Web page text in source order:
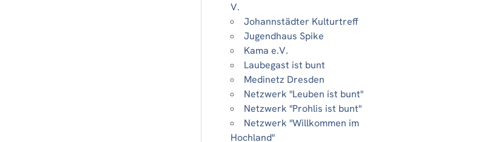
V.
Johannstädter Kulturtreff
Jugendhaus Spike
Kama e.V.
Laubegast ist bunt
Medinetz Dresden
Netzwerk "Leuben ist bunt"
Netzwerk "Prohlis ist bunt"
Netzwerk "Willkommen im
Hochland"